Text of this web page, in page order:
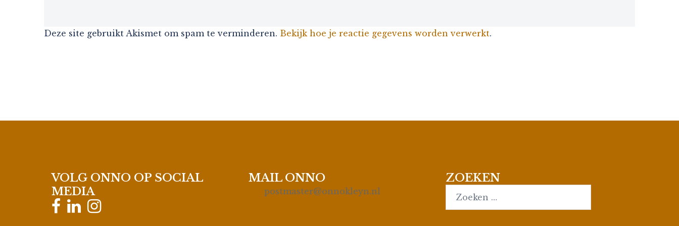
Deze site gebruikt Akismet om spam te verminderen. Bekijk hoe je reactie gegevens worden verwerkt.
VOLG ONNO OP SOCIAL
MEDIA
MAIL ONNO
postmaster@onnokleyn.nl
ZOEKEN